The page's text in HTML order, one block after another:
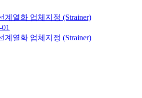
계열화 업체지정 (Strainer)
계열화 업체지정 (Strainer)